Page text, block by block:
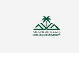
المحتوى